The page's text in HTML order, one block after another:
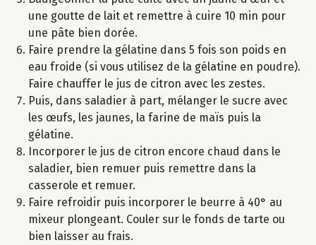
une goutte de lait et remettre à cuire 10 min pour
une pâte bien dorée.
Faire prendre la gélatine dans 5 fois son poids en
eau froide (si vous utilisez de la gélatine en poudre).
Faire chauffer le jus de citron avec les zestes.
Puis, dans saladier à part, mélanger le sucre avec
les œufs, les jaunes, la farine de maïs puis la
gélatine.
Incorporer le jus de citron encore chaud dans le
saladier, bien remuer puis remettre dans la
casserole et remuer.
Faire refroidir puis incorporer le beurre à 40° au
mixeur plongeant. Couler sur le fonds de tarte ou
bien laisser au frais.